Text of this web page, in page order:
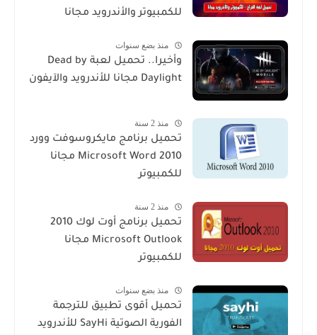
للكمبيوتر والأندرويد مجانا
منذ بضع سنوات
وأخيرا.. تحميل لعبة Dead by
Daylight مجانا للأندرويد والآيفون
منذ 2 سنة
تحميل برنامج مايكروسوفت وورد
2010 Microsoft Word مجانا
للكمبيوتر
منذ 2 سنة
تحميل برنامج أوت لوك 2010
Microsoft Outlook مجانا
للكمبيوتر
منذ بضع سنوات
تحميل أقوى تطبيق للترجمة
الفورية الصوتية SayHi للأندرويد